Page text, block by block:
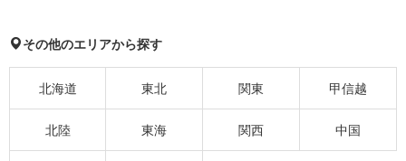
その他のエリアから探す
北海道 東北 関東 甲信越
北陸 東海 関西 中国